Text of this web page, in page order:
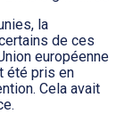
la
de ces
européenne
été pris en
Cela avait